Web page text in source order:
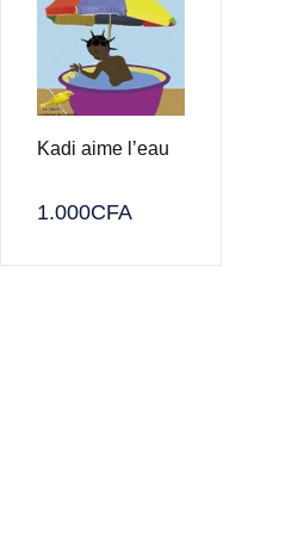
Kadi aime l’eau
1.000CFA